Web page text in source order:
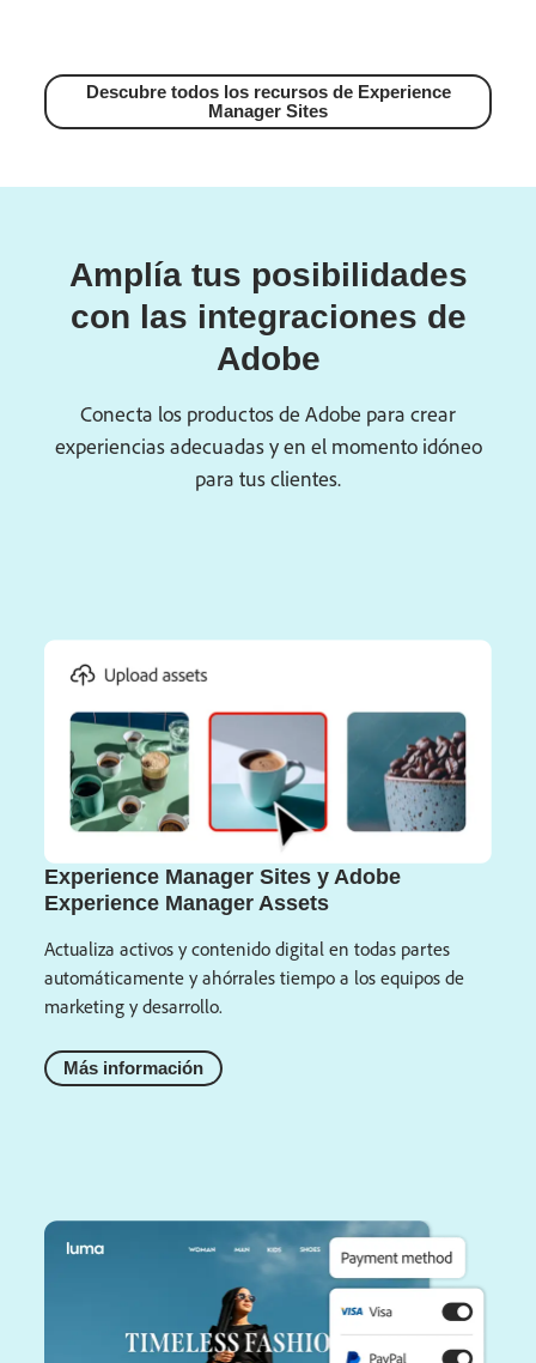
Descubre todos los recursos de Experience
Manager Sites
Amplía tus posibilidades
con las integraciones de
Adobe
Conecta los productos de Adobe para crear
experiencias adecuadas y en el momento idóneo
para tus clientes.
Experience Manager Sites y Adobe
Experience Manager Assets
Actualiza activos y contenido digital en todas partes
automáticamente y ahórrales tiempo a los equipos de
marketing y desarrollo.
Más información